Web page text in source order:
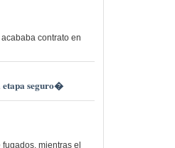
contrato en
seguro�
mientras el